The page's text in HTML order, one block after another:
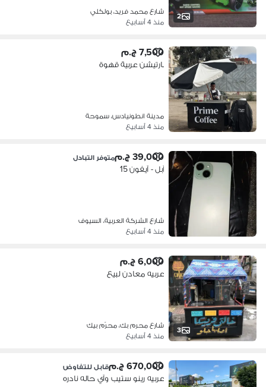
2
شارع محمد فريد، بولكلي
منذ 4 أسابيع
7,500 ج.م
بارتيشن عربية قهوة
مدينة انطونيادس، سموحة
منذ 4 أسابيع
39,000 ج.م متوفر التبادل
آبل - آيفون 15
شارع الشركة العربية، السيوف
منذ 4 أسابيع
3
6,000 ج.م
عربيه معادن لبيع
شارع محرم بك، محرّم بيك
منذ 4 أسابيع
670,000 ج.م قابل للتفاوض
عربيه رينو ستيب وآي حاله نادره